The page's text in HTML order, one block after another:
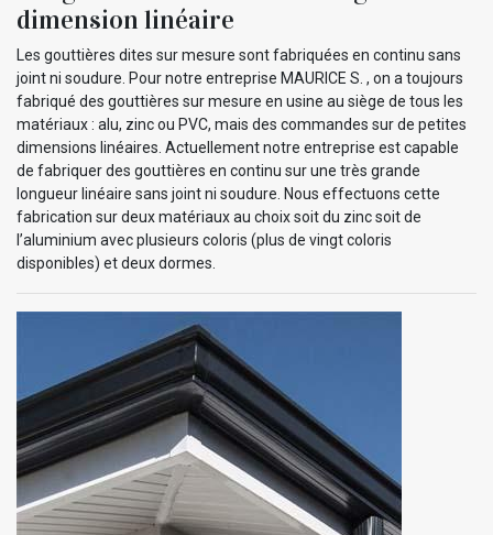
dimension linéaire
Les gouttières dites sur mesure sont fabriquées en continu sans
joint ni soudure. Pour notre entreprise MAURICE S. , on a toujours
fabriqué des gouttières sur mesure en usine au siège de tous les
matériaux : alu, zinc ou PVC, mais des commandes sur de petites
dimensions linéaires. Actuellement notre entreprise est capable
de fabriquer des gouttières en continu sur une très grande
longueur linéaire sans joint ni soudure. Nous effectuons cette
fabrication sur deux matériaux au choix soit du zinc soit de
l’aluminium avec plusieurs coloris (plus de vingt coloris
disponibles) et deux dormes.